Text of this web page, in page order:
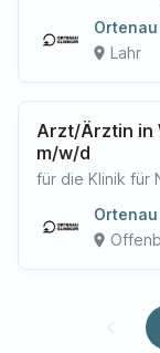
place Lahr
Arzt/Ärztin in
m/w/d
für die Klinik für
place